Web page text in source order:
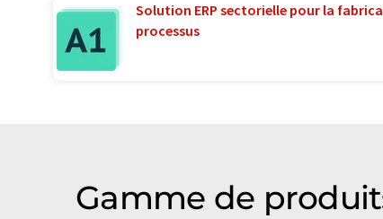
Solution ERP sectorielle pour la
processus
Gamme de